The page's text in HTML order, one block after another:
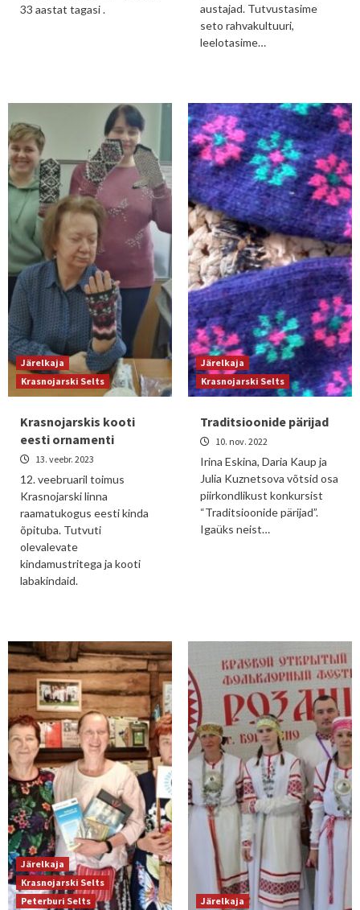
33 aastat tagasi .
austajad. Tutvustasime
seto rahvakultuuri,
leelotasime…
Järelkaja
Krasnojarski Selts
Krasnojarskis kooti
eesti ornamenti
13. veebr. 2023
12. veebruaril toimus
Krasnojarski linna
raamatukogus eesti kinda
õpituba. Tutvuti
olevalevate
kindamustritega ja kooti
labakindaid.
Järelkaja
Krasnojarski Selts
Traditsioonide pärijad
10. nov. 2022
Irina Eskina, Daria Kaup ja
Julia Kuznetsova võtsid osa
piirkondlikust konkursist
“Traditsioonide pärijad”.
Igaüks neist…
Järelkaja
Krasnojarski Selts
Peterburi Selts
Järelkaja